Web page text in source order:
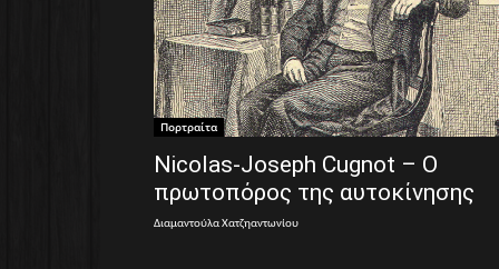
Πορτραίτα
Nicolas-Joseph Cugnot – Ο
πρωτοπόρος της αυτοκίνησης
Διαμαντούλα Χατζηαντωνίου